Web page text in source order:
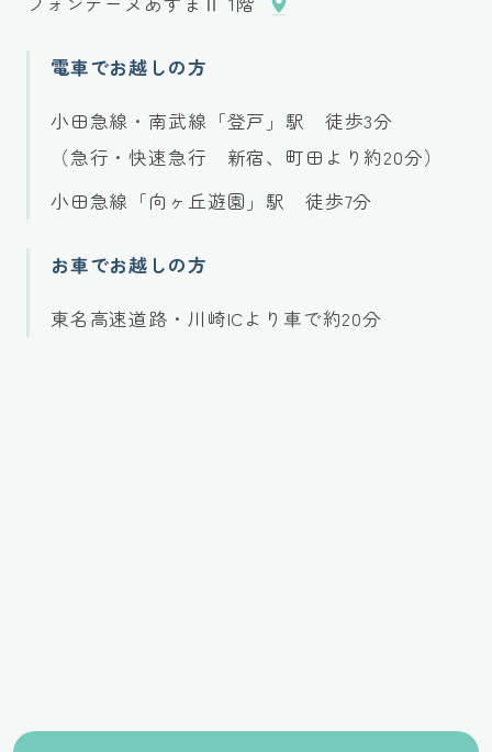
電車でお越しの方
小田急線・南武線「登戸」駅 徒歩3分
（急行・快速急行 新宿、町田より約20分）
小田急線「向ヶ丘遊園」駅 徒歩7分
お車でお越しの方
東名高速道路・川崎ICより車で約20分